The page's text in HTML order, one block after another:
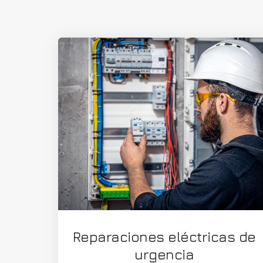
Reparaciones eléctricas de
urgencia